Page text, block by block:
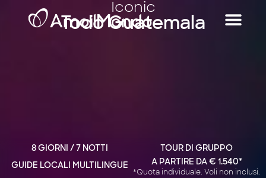
Iconic
Todo Guatemala
8 GIORNI / 7 NOTTI
TOUR DI GRUPPO
GUIDE LOCALI MULTILINGUE
A PARTIRE DA € 1.540*
*Quota individuale. Voli non inclusi.